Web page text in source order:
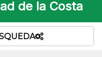
de la Costa